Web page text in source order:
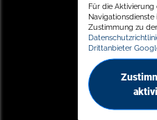
Für die
Navigationsdienste
Zustimmung zu
Drittanbieter